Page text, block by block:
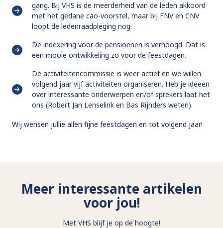
gang. Bij VHS is de meerderheid van de leden akkoord
met het gedane cao-voorstel, maar bij FNV en CNV
loopt de ledenraadpleging nog.
De indexering voor de pensioenen is verhoogd. Dat is
een mooie ontwikkeling zo voor de feestdagen.
De activiteitencommissie is weer actief en we willen
volgend jaar vijf activiteiten organiseren. Heb je ideeën
over interessante onderwerpen en/of sprekers laat het
ons (Robert Jan Lenselink en Bas Rijnders weten).
Wij wensen jullie allen fijne feestdagen en tot volgend jaar!
Meer interessante artikelen
voor jou!
Met VHS blijf je op de hoogte!